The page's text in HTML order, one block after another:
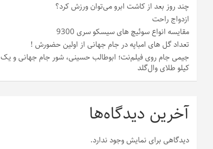
چند روز بعد از کاشت ابرو می‌توان ورزش کرد؟
ازدواج راحت
مقایسه انواع سوئیچ های سیسکو سری 9300
تعداد گل های امباپه در جام جهانی از اولین حضورش !
جیمی جام روی فیلم‌نت؛ ابوطالب حسینی، شور جام جهانی و یک
کیلو طلای وال‌گلد
آخرین دیدگاه‌ها
دیدگاهی برای نمایش وجود ندارد.